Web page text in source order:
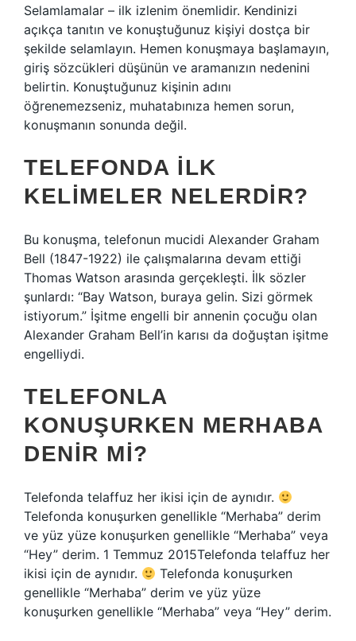
Selamlamalar – ilk izlenim önemlidir. Kendinizi
açıkça tanıtın ve konuştuğunuz kişiyi dostça bir
şekilde selamlayın. Hemen konuşmaya başlamayın,
giriş sözcükleri düşünün ve aramanızın nedenini
belirtin. Konuştuğunuz kişinin adını
öğrenemezseniz, muhatabınıza hemen sorun,
konuşmanın sonunda değil.
TELEFONDA ILK
KELIMELER NELERDIR?
Bu konuşma, telefonun mucidi Alexander Graham
Bell (1847-1922) ile çalışmalarına devam ettiği
Thomas Watson arasında gerçekleşti. İlk sözler
şunlardı: “Bay Watson, buraya gelin. Sizi görmek
istiyorum.” İşitme engelli bir annenin çocuğu olan
Alexander Graham Bell’in karısı da doğuştan işitme
engelliydi.
TELEFONLA
KONUŞURKEN MERHABA
DENIR MI?
Telefonda telaffuz her ikisi için de aynıdır.
Telefonda konuşurken genellikle “Merhaba” derim
ve yüz yüze konuşurken genellikle “Merhaba” veya
“Hey” derim. 1 Temmuz 2015Telefonda telaffuz her
ikisi için de aynıdır.
Telefonda konuşurken
genellikle “Merhaba” derim ve yüz yüze
konuşurken genellikle “Merhaba” veya “Hey” derim.